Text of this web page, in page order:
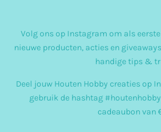
t
a
g
r
a
Volg ons op Instagram om als
nieuwe producten, acties en
handige tips &
Deel jouw Houten Hobby creaties op
gebruik de hashtag
cadeaubon van